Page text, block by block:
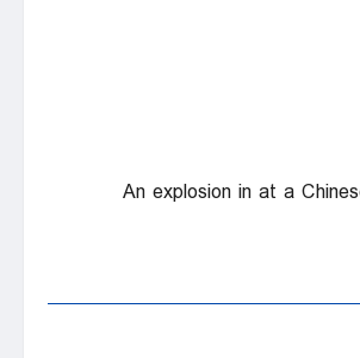
An explosion in at a